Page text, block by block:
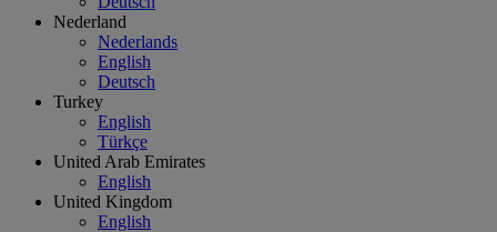
Nederland
Nederlands
English
Deutsch
Turkey
English
Türkçe
United Arab Emirates
English
United Kingdom
English